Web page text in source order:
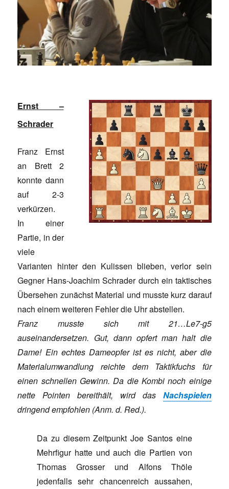
Ernst –
Schrader
Franz Ernst
an Brett 2
konnte dann
auf 2-3
verkürzen.
In einer
Partie, in der
viele
Varianten hinter den Kulissen blieben, verlor sein
Gegner Hans-Joachim Schrader durch ein taktisches
Übersehen zunächst Material und musste kurz darauf
nach einem weiteren Fehler die Uhr abstellen.
Franz musste sich mit 21…Le7-g5
auseinandersetzen. Gut, dann opfert man halt die
Dame! Ein echtes Dameopfer ist es nicht, aber die
Materialumwandlung reichte dem Taktikfuchs für
einen schnellen Gewinn. Da die Kombi noch einige
nette Pointen bereithält, wird das Nachspielen
dringend empfohlen (Anm. d. Red.).
Da zu diesem Zeitpunkt Joe Santos eine
Mehrfigur hatte und auch die Partien von
Thomas Grosser und Alfons Thöle
jedenfalls sehr chancenreich aussahen,